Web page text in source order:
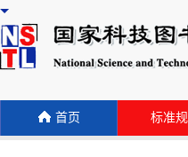
首页 标准